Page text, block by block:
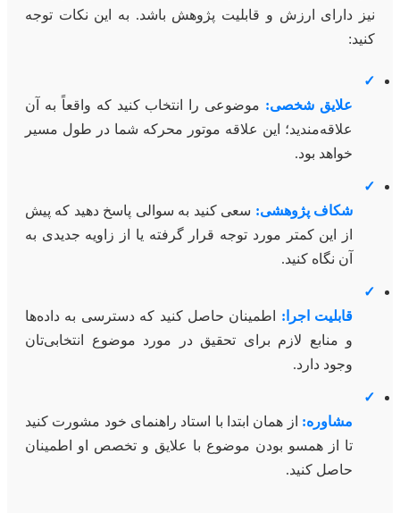
نیز دارای ارزش و قابلیت پژوهش باشد. به این نکات توجه
کنید:
✓
علایق شخصی: موضوعی را انتخاب کنید که واقعاً به آن
علاقه‌مندید؛ این علاقه موتور محرکه شما در طول مسیر
خواهد بود.
✓
شکاف پژوهشی: سعی کنید به سوالی پاسخ دهید که پیش
از این کمتر مورد توجه قرار گرفته یا از زاویه جدیدی به
آن نگاه کنید.
✓
قابلیت اجرا: اطمینان حاصل کنید که دسترسی به داده‌ها
و منابع لازم برای تحقیق در مورد موضوع انتخابی‌تان
وجود دارد.
✓
مشاوره: از همان ابتدا با استاد راهنمای خود مشورت کنید
تا از همسو بودن موضوع با علایق و تخصص او اطمینان
حاصل کنید.